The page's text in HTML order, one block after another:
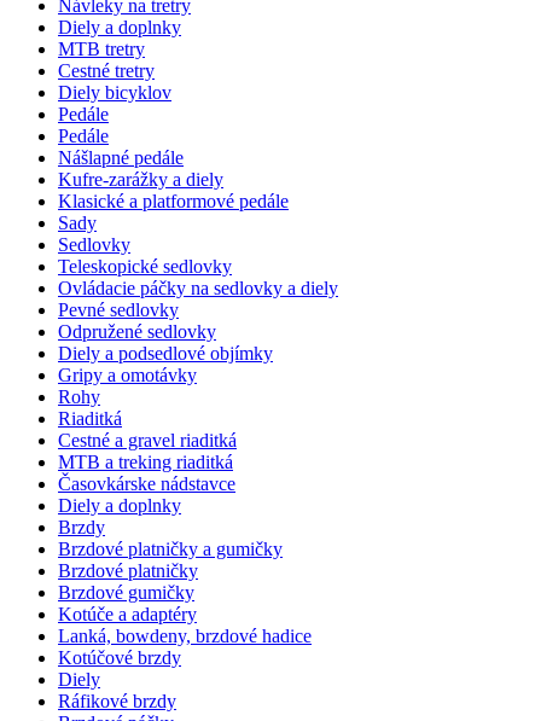
Návleky na tretry
Diely a doplnky
MTB tretry
Cestné tretry
Diely bicyklov
Pedále
Pedále
Nášlapné pedále
Kufre-zarážky a diely
Klasické a platformové pedále
Sady
Sedlovky
Teleskopické sedlovky
Ovládacie páčky na sedlovky a diely
Pevné sedlovky
Odpružené sedlovky
Diely a podsedlové objímky
Gripy a omotávky
Rohy
Riaditká
Cestné a gravel riaditká
MTB a treking riaditká
Časovkárske nádstavce
Diely a doplnky
Brzdy
Brzdové platničky a gumičky
Brzdové platničky
Brzdové gumičky
Kotúče a adaptéry
Lanká, bowdeny, brzdové hadice
Kotúčové brzdy
Diely
Ráfikové brzdy